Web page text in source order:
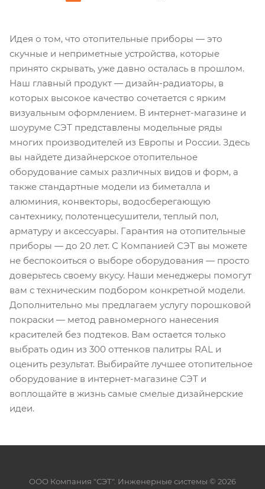
Идея о том, что отопительные приборы — это
скучные и неприметные устройства, которые
принято скрывать, уже давно осталась в прошлом.
Наш главный продукт — дизайн-радиаторы, в
которых высокое качество сочетается с ярким
визуальным оформлением. В интернет-магазине и
шоуруме СЭТ представлены модельные ряды
многих производителей из Европы и России. Здесь
вы найдете дизайнерское отопительное
оборудование самых различных видов и форм, а
также стандартные модели из биметалла и
алюминия, конвекторы, водосберегающую
сантехнику, полотенцесушители, теплый пол,
арматуру и аксессуары. Гарантия на отопительные
приборы — до 20 лет. С Компанией СЭТ вы можете
не беспокоиться о выборе оборудования — просто
доверьтесь своему вкусу. Наши менеджеры помогут
вам с техническим подбором конкретной модели.
Дополнительно мы предлагаем услугу порошковой
покраски — метод равномерного нанесения
красителей без подтеков. Вам остается только
выбрать один из 300 оттенков палитры RAL и
оценить результат. Выбирайте лучшее отопительное
оборудование в интернет-магазине СЭТ и
воплощайте в жизнь самые смелые дизайнерские
идеи.
ООО Компания "СЭТ". Инженерные системы © 2026